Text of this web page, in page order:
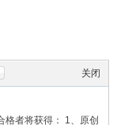
关闭
格者将获得： 1、原创